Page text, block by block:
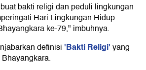
bakti religi dan peduli lingkungan
Hari Lingkungan Hidup
ke-79," imbuhnya.
definisi'Bakti Religi'yang